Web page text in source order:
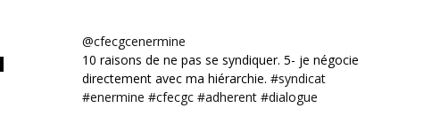
@cfecgcenermine
10 raisons de ne pas se syndiquer. 5- je négocie
directement avec ma hiérarchie.#syndicat
#enermine #cfecgc #adherent #dialogue